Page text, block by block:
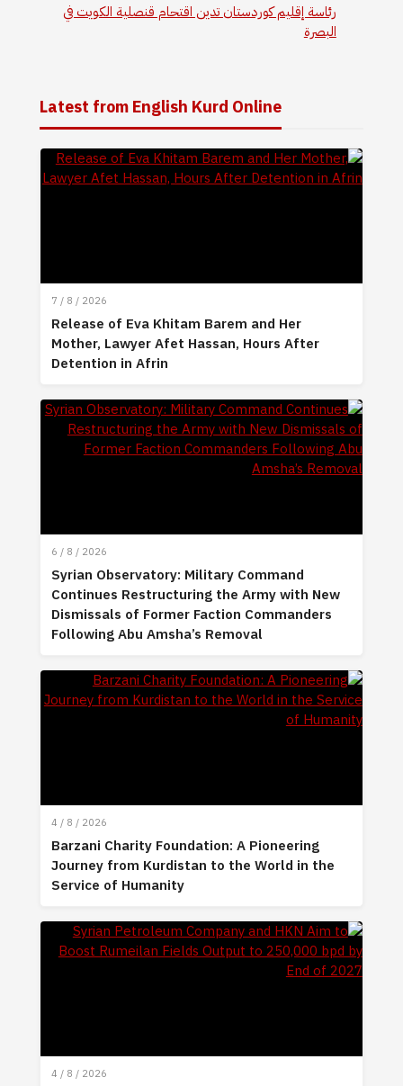
رئاسة إقليم كوردستان تدين اقتحام قنصلية الكويت في
البصرة
Latest from English Kurd Online
7 / 8 / 2026
Release of Eva Khitam Barem and Her
Mother, Lawyer Afet Hassan, Hours After
Detention in Afrin
6 / 8 / 2026
Syrian Observatory: Military Command
Continues Restructuring the Army with New
Dismissals of Former Faction Commanders
Following Abu Amsha’s Removal
4 / 8 / 2026
Barzani Charity Foundation: A Pioneering
Journey from Kurdistan to the World in the
Service of Humanity
4 / 8 / 2026